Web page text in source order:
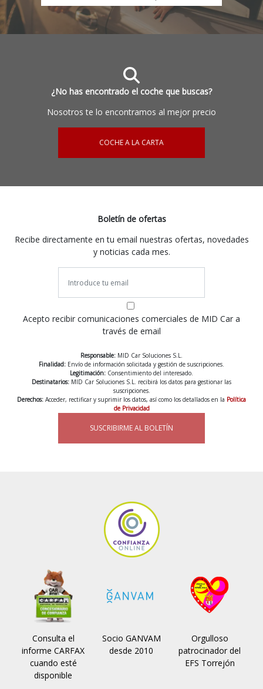
¿No has encontrado el coche que buscas?
Nosotros te lo encontramos al mejor precio
COCHE A LA CARTA
Boletín de ofertas
Recibe directamente en tu email nuestras ofertas, novedades
y noticias cada mes.
Acepto recibir comunicaciones comerciales de MID Car a
través de email
Responsable: MID Car Soluciones S.L.
Finalidad: Envío de información solicitada y gestión de suscripciones.
Legitimación: Consentimiento del interesado.
Destinatarios: MID Car Soluciones S.L. recibirá los datos para gestionar las
suscripciones.
Derechos: Acceder, rectificar y suprimir los datos, así como los detallados en la Política
de Privacidad
SUSCRIBIRME AL BOLETÍN
Consulta el
informe CARFAX
cuando esté
disponible
Socio GANVAM
desde 2010
Orgulloso
patrocinador del
EFS Torrejón